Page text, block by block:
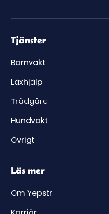
Tjänster
Barnvakt
Läxhjälp
Trädgård
Hundvakt
Övrigt
Läs mer
Om Yepstr